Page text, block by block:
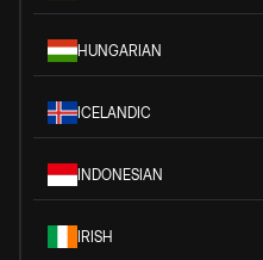
HUNGARIAN
ICELANDIC
INDONESIAN
IRISH